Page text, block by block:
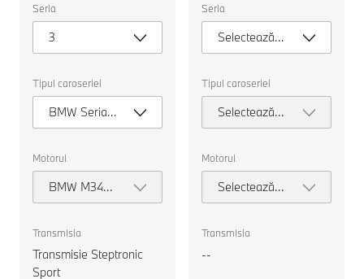
următoarele
proprietăți
pentru
a
o
mașină
pentru
comparație.
Seria
3
Tipul caroseriei
BMW Seria 3
Touring
Motorul
BMW M340i
xDrive
Transmisia
Transmisie Steptronic
Sport
următoarele
proprietăți
pentru
a
o
mașină
pentru
comparație.
Seria
Selectează
seria
Tipul caroseriei
Selectează
tipul
Motorul
Selectează
motorul
Transmisia
--